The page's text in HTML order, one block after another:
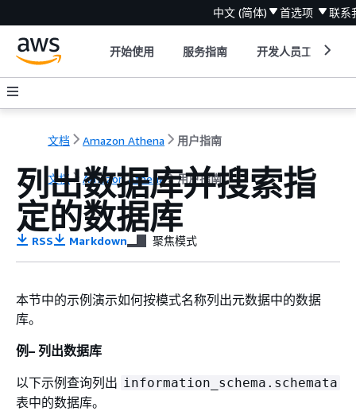
中文 (简体) 首选项 联系
开始使用 服务指南 开发人员工具
文档 Amazon Athena 用户指南
文档 Amazon Athena 用户指南
列出数据库并搜索指
定的数据库
RSS Markdown 聚焦模式
本节中的示例演示如何按模式名称列出元数据中的数据
库。
例– 列出数据库
以下示例查询列出 information_schema.schemata
表中的数据库。